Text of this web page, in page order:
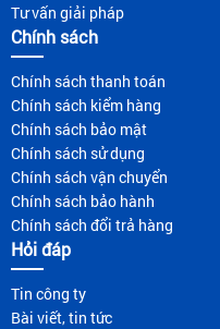
Tư vấn giải pháp
Chính sách
Chính sách thanh toán
Chính sách kiểm hàng
Chính sách bảo mật
Chính sách sử dụng
Chính sách vận chuyển
Chính sách bảo hành
Chính sách đổi trả hàng
Hỏi đáp
Tin công ty
Bài viết, tin tức